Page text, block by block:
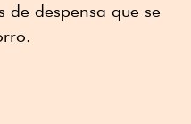
de despensa que se